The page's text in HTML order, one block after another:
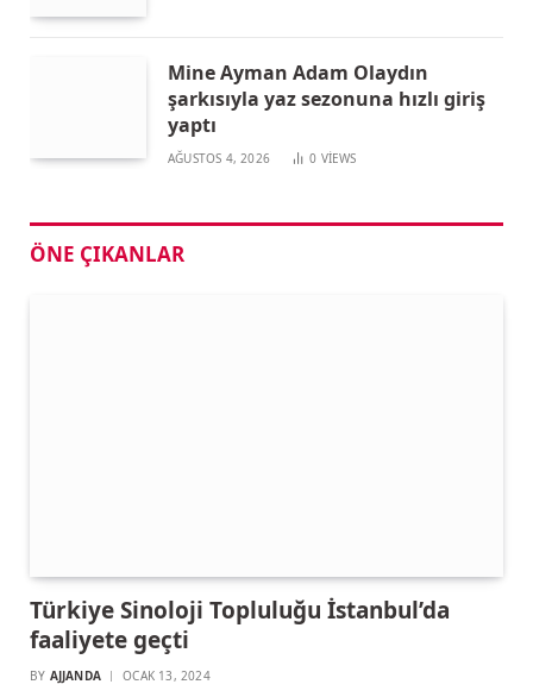
Mine Ayman Adam Olaydın
şarkısıyla yaz sezonuna hızlı giriş
yaptı
AĞUSTOS 4, 2026 0 VIEWS
ÖNE ÇIKANLAR
Türkiye Sinoloji Topluluğu İstanbul’da
faaliyete geçti
BY AJJANDA OCAK 13, 2024